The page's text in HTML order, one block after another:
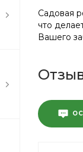
Садовая
что
Вашего